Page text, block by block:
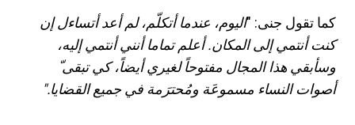
كما تقول جنى:
"اليوم، عندما أتكلّم، لم أعد أتساءل إن
كنت أنتمي إلى المكان. أعلم تماما أنني أنتمي إليه،
وسأبقي هذا المجال مفتوحاً لغيري أيضاً، كي تبقى ّ
أصوات النساء مسموعَة ومُحترَمة في جميع القضايا."